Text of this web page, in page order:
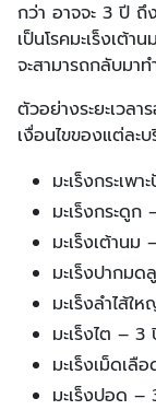
กว่า อาจจะ 3 ปี ถึ
เป็นโรคมะเร็งเต้า
จะสามารถกลับมา
ตัวอย่างระยะเวล
เงื่อนไขของแต่ละ
มะเร็งกระเพ
มะเร็งกระดูก
มะเร็งเต้านม
มะเร็งปากม
มะเร็งลำไส้
มะเร็งไต – 3
มะเร็งเม็ดเลื
มะเร็งปอด –